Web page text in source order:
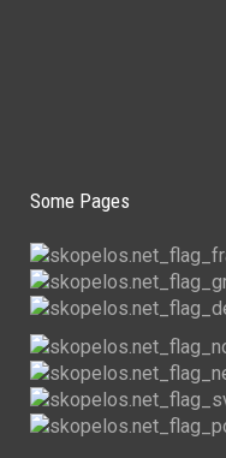
Some Pages